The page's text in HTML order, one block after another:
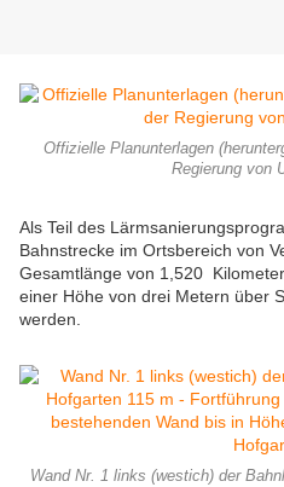
Offizielle Planunterlagen
Regierung von
Als Teil des
Bahnstrecke im Ortsbereich von
Gesamtlänge von 1,520
einer Höhe von drei Metern über
werden.
Wand Nr. 1 links (westich) der